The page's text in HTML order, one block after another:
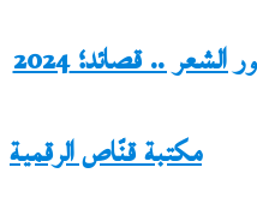
مكتبة قنّاص الرقمية